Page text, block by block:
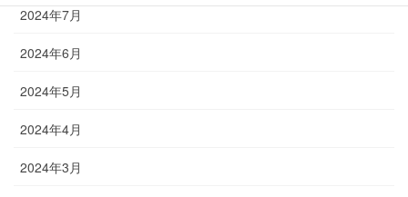
2024年7月
2024年6月
2024年5月
2024年4月
2024年3月